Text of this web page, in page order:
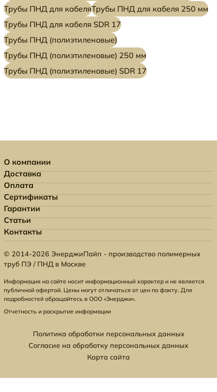
Трубы ПНД для кабеляТрубы ПНД для кабеля 250 мм
Трубы ПНД для кабеля SDR 17
Трубы ПНД (полиэтиленовые)
Трубы ПНД (полиэтиленовые) 250 мм
Трубы ПНД (полиэтиленовые) SDR 17
О компании
Доставка
Оплата
Сертификаты
Гарантии
Статьи
Контакты
© 2014-2026 ЭнерджиПайп - производство полимерных
труб ПЭ / ПНД в Москве
Информация на сайте носит информационный характер и не является
публичной офертой. Цены могут отличаться от цен по факту. Для
подробностей обращайтесь в ООО «Энерджи».
Отчетность и раскрытие информации
Политика обработки персональных данных
Согласие на обработку персональных данных
Карта сайта